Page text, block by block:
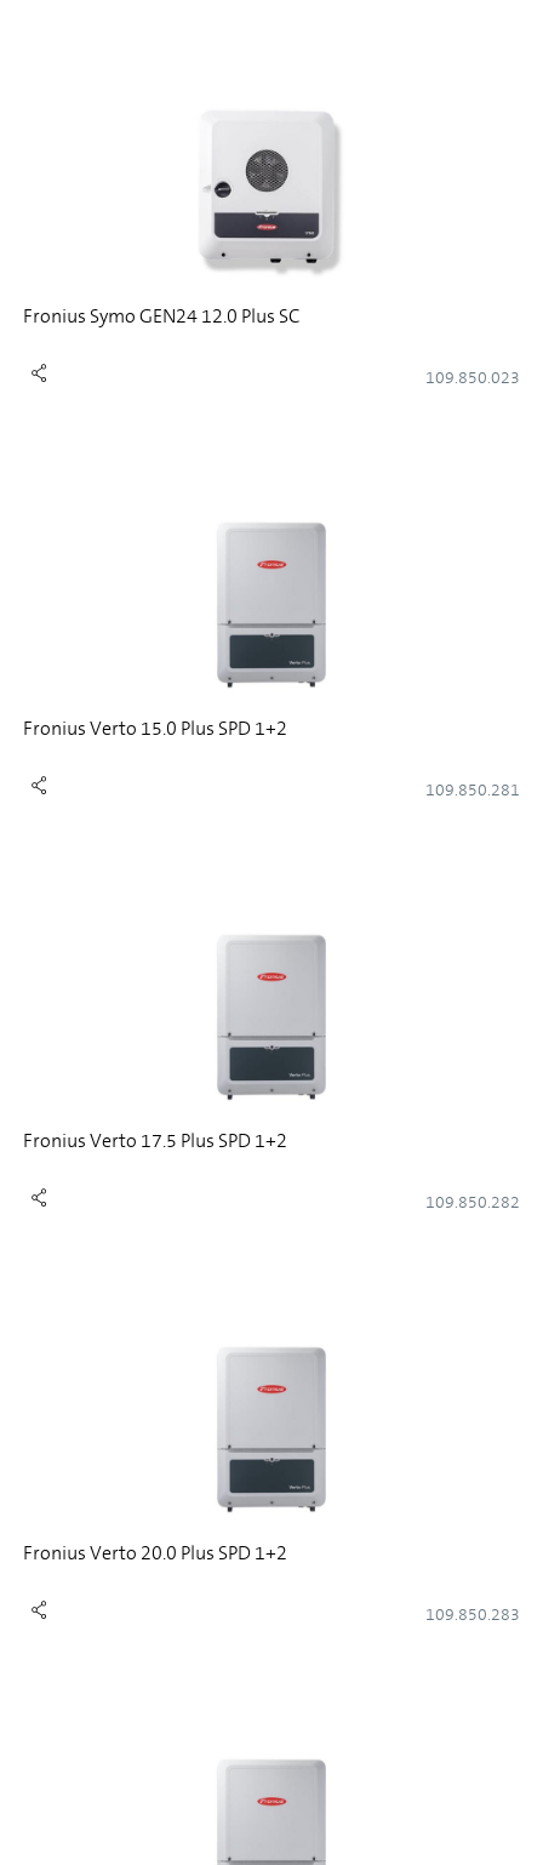
Fronius Symo GEN24 12.0 Plus SC
109.850.023
Fronius Verto 15.0 Plus SPD 1+2
109.850.281
Fronius Verto 17.5 Plus SPD 1+2
109.850.282
Fronius Verto 20.0 Plus SPD 1+2
109.850.283